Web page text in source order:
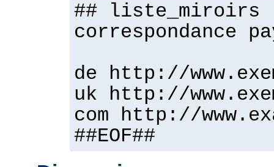
## liste_miroirs
correspondance
de http://
uk http://
com http://
##EOF##